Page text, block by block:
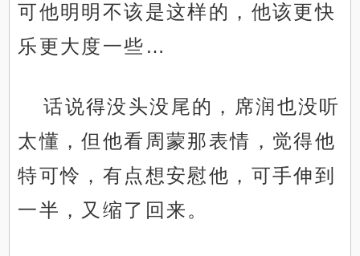
可他明明不该是这样的，他该更快
乐更大度一些…
话说得没头没尾的，席润也没听
太懂，但他看周蒙那表情，觉得他
特可怜，有点想安慰他，可手伸到
一半，又缩了回来。